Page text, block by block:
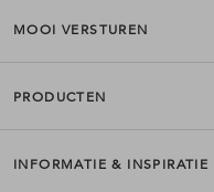
MOOI VERSTUREN
PRODUCTEN
INFORMATIE & INSPIRATIE